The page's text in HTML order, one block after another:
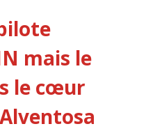
mais le
le cœur